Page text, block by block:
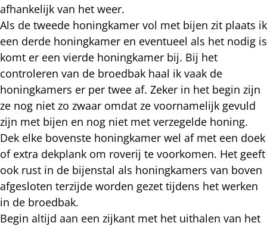
afhankelijk van het weer.
Als de tweede honingkamer vol met bijen zit plaats ik
een derde honingkamer en eventueel als het nodig is
komt er een vierde honingkamer bij. Bij het
controleren van de broedbak haal ik vaak de
honingkamers er per twee af. Zeker in het begin zijn
ze nog niet zo zwaar omdat ze voornamelijk gevuld
zijn met bijen en nog niet met verzegelde honing.
Dek elke bovenste honingkamer wel af met een doek
of extra dekplank om roverij te voorkomen. Het geeft
ook rust in de bijenstal als honingkamers van boven
afgesloten terzijde worden gezet tijdens het werken
in de broedbak.
Begin altijd aan een zijkant met het uithalen van het